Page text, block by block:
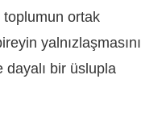
toplumun ortak
yalnızlaşmasını
bir üslupla